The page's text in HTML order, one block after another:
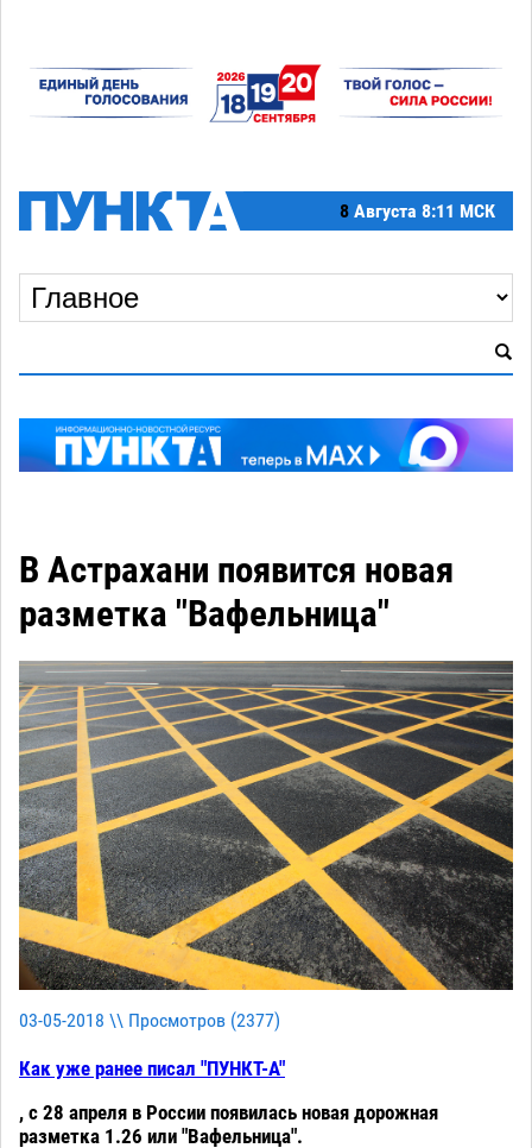
8 Августа 8:11 МСК
В Астрахани появится новая
разметка "Вафельница"
03-05-2018 \\ Просмотров (2377)
Как уже ранее писал "ПУНКТ-А"
, с 28 апреля в России появилась новая дорожная
разметка 1.26 или "Вафельница".